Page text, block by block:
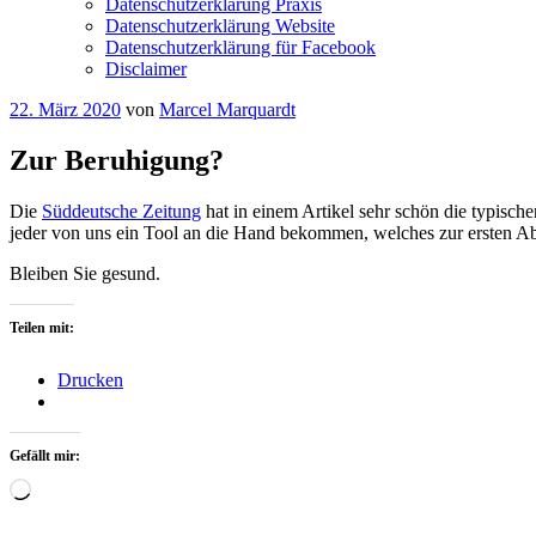
Datenschutzerklärung Praxis
Datenschutzerklärung Website
Datenschutzerklärung für Facebook
Disclaimer
Veröffentlicht
22. März 2020 von Marcel Marquardt
Zur Beruhigung?
Die Süddeutsche Zeitung hat in einem Artikel sehr schön die
jeder von uns ein Tool an die Hand bekommen, welches zur ersten
Bleiben Sie gesund.
Teilen mit:
Drucken
Gefällt mir:
Wird